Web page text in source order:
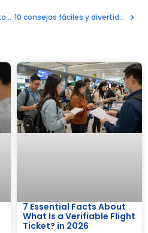
Los mejores trabajos remotos para nómadas digitales y 5 formas de encontrarlos 10 consejos fáciles y divertidos para resolver su solicitud de visado Schengen
7 Essential Facts About
What Is a Verifiable Flight
Ticket? in 2026